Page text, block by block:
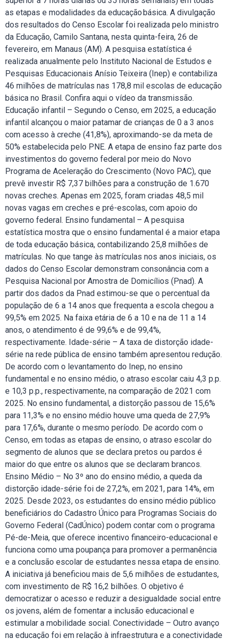
as etapas e modalidades da educação básica. A divulgação
dos resultados do Censo Escolar foi realizada pelo ministro
da Educação, Camilo Santana, nesta quinta-feira, 26 de
fevereiro, em Manaus (AM). A pesquisa estatística é
realizada anualmente pelo Instituto Nacional de Estudos e
Pesquisas Educacionais Anísio Teixeira (Inep) e contabiliza
46 milhões de matrículas nas 178,8 mil escolas de educação
básica no Brasil. Confira aqui o vídeo da transmissão.
Educação infantil – Segundo o Censo, em 2025, a educação
infantil alcançou o maior patamar de crianças de 0 a 3 anos
com acesso à creche (41,8%), aproximando-se da meta de
50% estabelecida pelo PNE. A etapa de ensino faz parte dos
investimentos do governo federal por meio do Novo
Programa de Aceleração do Crescimento (Novo PAC), que
prevê investir R$ 7,37 bilhões para a construção de 1.670
novas creches. Apenas em 2025, foram criadas 48,5 mil
novas vagas em creches e pré-escolas, com apoio do
governo federal. Ensino fundamental – A pesquisa
estatística mostra que o ensino fundamental é a maior etapa
de toda educação básica, contabilizando 25,8 milhões de
matrículas. No que tange às matrículas nos anos iniciais, os
dados do Censo Escolar demonstram consonância com a
Pesquisa Nacional por Amostra de Domicílios (Pnad). A
partir dos dados da Pnad estimou-se que o percentual da
população de 6 a 14 anos que frequenta a escola chegou a
99,5% em 2025. Na faixa etária de 6 a 10 e na de 11 a 14
anos, o atendimento é de 99,6% e de 99,4%,
respectivamente. Idade-série – A taxa de distorção idade-
série na rede pública de ensino também apresentou redução.
De acordo com o levantamento do Inep, no ensino
fundamental e no ensino médio, o atraso escolar caiu 4,3 p.p.
e 10,3 p.p., respectivamente, na comparação de 2021 com
2025. No ensino fundamental, a distorção passou de 15,6%
para 11,3% e no ensino médio houve uma queda de 27,9%
para 17,6%, durante o mesmo período. De acordo com o
Censo, em todas as etapas de ensino, o atraso escolar do
segmento de alunos que se declara pretos ou pardos é
maior do que entre os alunos que se declaram brancos.
Ensino Médio – No 3º ano do ensino médio, a queda da
distorção idade-série foi de 27,2%, em 2021, para 14%, em
2025. Desde 2023, os estudantes do ensino médio público
beneficiários do Cadastro Único para Programas Sociais do
Governo Federal (CadÚnico) podem contar com o programa
Pé-de-Meia, que oferece incentivo financeiro-educacional e
funciona como uma poupança para promover a permanência
e a conclusão escolar de estudantes nessa etapa de ensino.
A iniciativa já beneficiou mais de 5,6 milhões de estudantes,
com investimento de R$ 16,2 bilhões. O objetivo é
democratizar o acesso e reduzir a desigualdade social entre
os jovens, além de fomentar a inclusão educacional e
estimular a mobilidade social. Conectividade – Outro avanço
na educação foi em relação à infraestrutura e a conectividade